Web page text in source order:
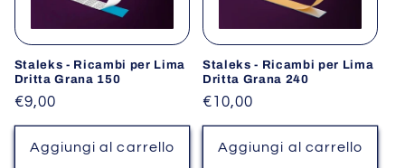
Staleks - Ricambi per Lima
Dritta Grana 150
Prezzo
di
listino
€9,00
Aggiungi al carrello
Staleks - Ricambi per Lima
Dritta Grana 240
Prezzo
di
listino
€10,00
Aggiungi al carrello